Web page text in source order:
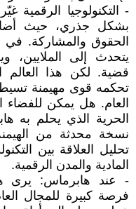
- التكنولوجيا الرقمية
بشكل جذري، حيث
الحقوق والمشاركة. في
يتحدث إلى الملايين،
قضية. لكن هذا العالم
تحكمه قوى مهيمنة
العام. هل يمكن للفضاء
الحرية الذي يحلم به
نسخة محدثة من
تحليل العلاقة بين
المادية والمدن الرقمية.
- عند هابرماس: يرى
فرصة كبيرة للمجال